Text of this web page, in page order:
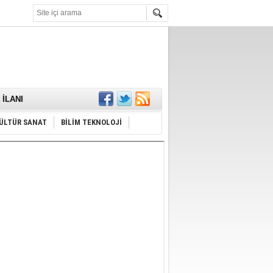
SANAT BİLİM TEKNOLOJİ